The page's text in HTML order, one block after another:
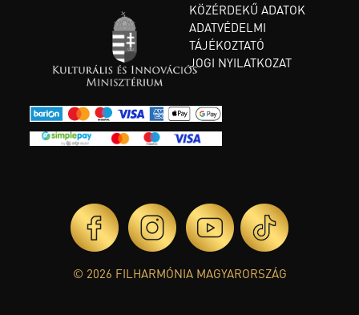
KÖZÉRDEKŰ ADATOK
ADATVÉDELMI
TÁJÉKOZTATÓ
JOGI NYILATKOZAT
© 2026 FILHARMÓNIA MAGYARORSZÁG